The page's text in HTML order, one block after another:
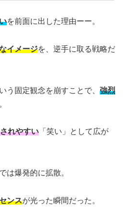
を前面に出した理由ーー。
イメージを、逆手に取る戦略だ
う固定観念を崩すことで、 強烈
れやすい 「笑い」として広が
は爆発的に拡散。
ンスが光った瞬間だった。